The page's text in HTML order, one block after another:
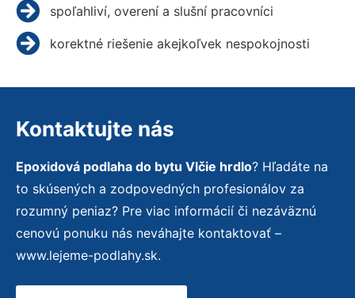
spoľahliví, overení a slušní pracovníci
korektné riešenie akejkoľvek nespokojnosti
Kontaktujte nás
Epoxidová podlaha do bytu Vlčie hrdlo? Hľadáte na
to skúsených a zodpovedných profesionálov za
rozumný peniaz? Pre viac informácií či nezáväznú
cenovú ponuku nás neváhajte kontaktovať –
www.lejeme-podlahy.sk.